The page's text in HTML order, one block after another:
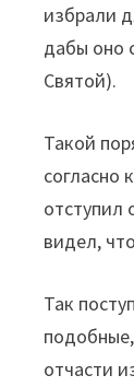
избрали
дабы оно
Святой).
Такой
согласно
отступил
видел,
Так
отчасти